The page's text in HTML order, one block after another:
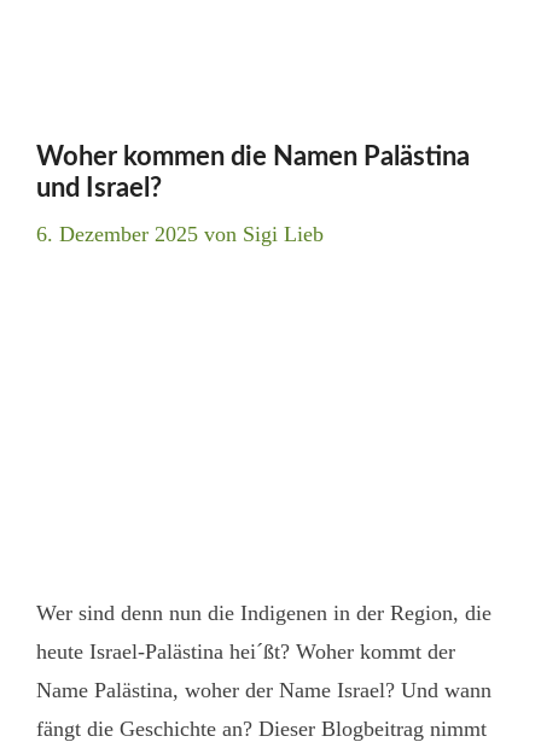
Woher kommen die Namen Palästina
und Israel?
6. Dezember 2025 von Sigi Lieb
Wer sind denn nun die Indigenen in der Region, die
heute Israel-Palästina hei´ßt? Woher kommt der
Name Palästina, woher der Name Israel? Und wann
fängt die Geschichte an? Dieser Blogbeitrag nimmt